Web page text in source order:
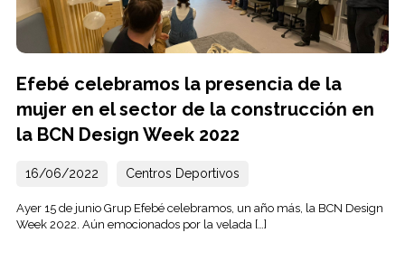
Efebé celebramos la presencia de la
mujer en el sector de la construcción en
la BCN Design Week 2022
16/06/2022 Centros Deportivos
Ayer 15 de junio Grup Efebé celebramos, un año más, la BCN Design
Week 2022. Aún emocionados por la velada […]